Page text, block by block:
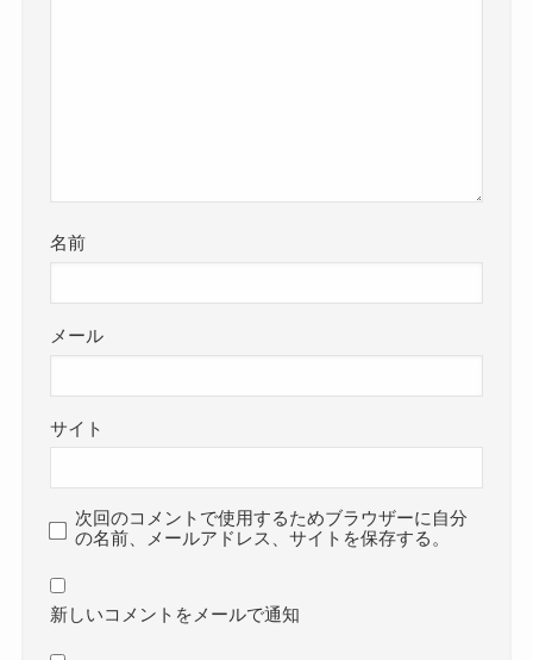
名前
メール
サイト
次回のコメントで使用するためブラウザーに自分
の名前、メールアドレス、サイトを保存する。
新しいコメントをメールで通知